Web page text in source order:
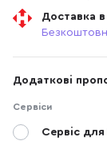
Доставка
Додаткові
Сервіси
Сервіс